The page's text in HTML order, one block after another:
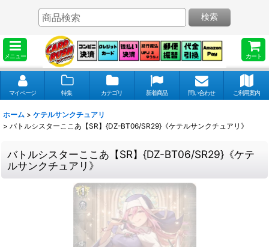
メニュー カート
検索
マイページ 特集 カテゴリ 新着商品 問い合わせ ご利用案内
ホーム > ケテルサンクチュアリ
> バトルシスターここあ【SR】{DZ-BT06/SR29}《ケテルサンクチュアリ》
バトルシスターここあ【SR】{DZ-BT06/SR29}《ケテ
ルサンクチュアリ》